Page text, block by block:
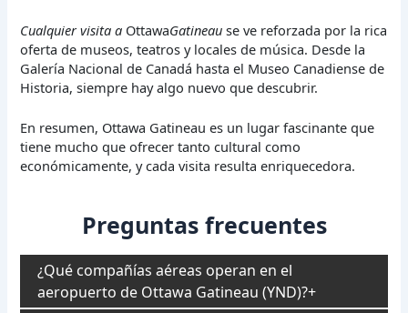
Cualquier visita a OttawaGatineau se ve reforzada por la rica
oferta de museos, teatros y locales de música. Desde la
Galería Nacional de Canadá hasta el Museo Canadiense de
Historia, siempre hay algo nuevo que descubrir.
En resumen, Ottawa Gatineau es un lugar fascinante que
tiene mucho que ofrecer tanto cultural como
económicamente, y cada visita resulta enriquecedora.
Preguntas frecuentes
¿Qué compañías aéreas operan en el
aeropuerto de Ottawa Gatineau (YND)?